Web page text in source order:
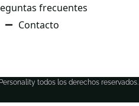
frecuentes
Contacto
todos los derechos reservados.